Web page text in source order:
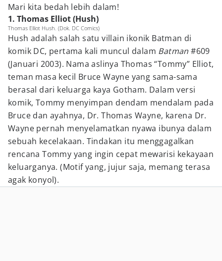
Mari kita bedah lebih dalam!
1. Thomas Elliot (Hush)
Thomas Elliot Hush. (Dok. DC Comics)
Hush adalah salah satu villain ikonik Batman di
komik DC, pertama kali muncul dalam Batman #609
(Januari 2003). Nama aslinya Thomas “Tommy” Elliot,
teman masa kecil Bruce Wayne yang sama-sama
berasal dari keluarga kaya Gotham. Dalam versi
komik, Tommy menyimpan dendam mendalam pada
Bruce dan ayahnya, Dr. Thomas Wayne, karena Dr.
Wayne pernah menyelamatkan nyawa ibunya dalam
sebuah kecelakaan. Tindakan itu menggagalkan
rencana Tommy yang ingin cepat mewarisi kekayaan
keluarganya. (Motif yang, jujur saja, memang terasa
agak konyol).